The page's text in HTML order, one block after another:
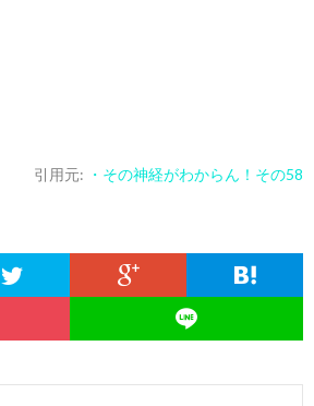
引用元: ・その神経がわからん！その58